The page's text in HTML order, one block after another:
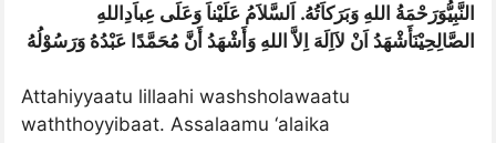
النَّبِيُّوَرَحْمَةُ اللهِ وَبَرَكاَتُهُ. اَلسَّلاَمُ عَلَيْناَ وَعَلَى عِباَدِاللهِ
الصَّالِحِيْنَأَشْهَدُ اَنْ لاَاِلَهَ اِلاَّ اللهِ وَأَشْهَدُ أَنَّ مُحَمَّدًا عَبْدُهُ وَرَسُوْلُهُ
Attahiyyaatu lillaahi washsholawaatu
waththoyyibaat. Assalaamu ‘alaika